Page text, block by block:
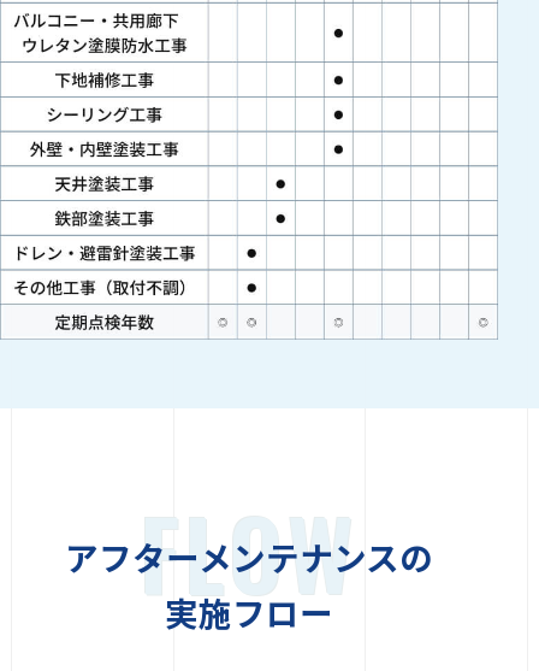
FLOW
アフターメンテナンスの
実施フロー